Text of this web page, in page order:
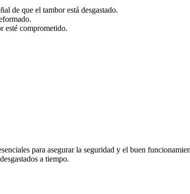
de que el tambor está desgastado.
esté comprometido.
para asegurar la seguridad y el buen
a tiempo.